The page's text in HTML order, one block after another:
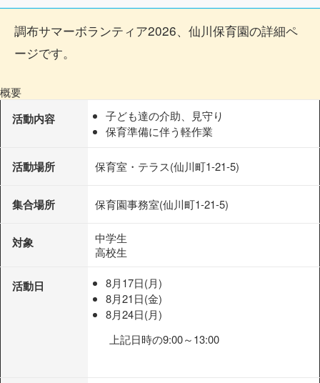
調布サマーボランティア2026、仙川保育園の詳細ペ
ージです。
概要
活動内容
子ども達の介助、見守り
保育準備に伴う軽作業
活動場所 保育室・テラス(仙川町1-21-5)
集合場所 保育園事務室(仙川町1-21-5)
対象
中学生
高校生
活動日
8月17日(月)
8月21日(金)
8月24日(月)
上記日時の9:00～13:00